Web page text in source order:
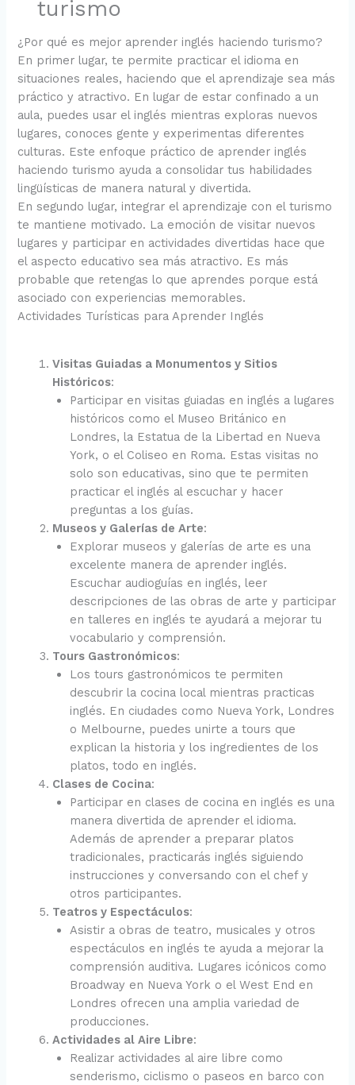
turismo
¿Por qué es mejor aprender inglés haciendo turismo?
En primer lugar, te permite practicar el idioma en
situaciones reales, haciendo que el aprendizaje sea más
práctico y atractivo. En lugar de estar confinado a un
aula, puedes usar el inglés mientras exploras nuevos
lugares, conoces gente y experimentas diferentes
culturas. Este enfoque práctico de aprender inglés
haciendo turismo ayuda a consolidar tus habilidades
lingüísticas de manera natural y divertida.
En segundo lugar, integrar el aprendizaje con el turismo
te mantiene motivado. La emoción de visitar nuevos
lugares y participar en actividades divertidas hace que
el aspecto educativo sea más atractivo. Es más
probable que retengas lo que aprendes porque está
asociado con experiencias memorables.
Actividades Turísticas para Aprender Inglés
Visitas Guiadas a Monumentos y Sitios
Históricos:
Participar en visitas guiadas en inglés a lugares
históricos como el Museo Británico en
Londres, la Estatua de la Libertad en Nueva
York, o el Coliseo en Roma. Estas visitas no
solo son educativas, sino que te permiten
practicar el inglés al escuchar y hacer
preguntas a los guías.
Museos y Galerías de Arte:
Explorar museos y galerías de arte es una
excelente manera de aprender inglés.
Escuchar audioguías en inglés, leer
descripciones de las obras de arte y participar
en talleres en inglés te ayudará a mejorar tu
vocabulario y comprensión.
Tours Gastronómicos:
Los tours gastronómicos te permiten
descubrir la cocina local mientras practicas
inglés. En ciudades como Nueva York, Londres
o Melbourne, puedes unirte a tours que
explican la historia y los ingredientes de los
platos, todo en inglés.
Clases de Cocina:
Participar en clases de cocina en inglés es una
manera divertida de aprender el idioma.
Además de aprender a preparar platos
tradicionales, practicarás inglés siguiendo
instrucciones y conversando con el chef y
otros participantes.
Teatros y Espectáculos:
Asistir a obras de teatro, musicales y otros
espectáculos en inglés te ayuda a mejorar la
comprensión auditiva. Lugares icónicos como
Broadway en Nueva York o el West End en
Londres ofrecen una amplia variedad de
producciones.
Actividades al Aire Libre:
Realizar actividades al aire libre como
senderismo, ciclismo o paseos en barco con